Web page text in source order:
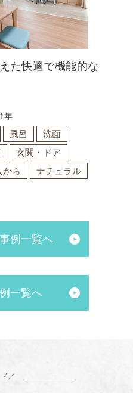
た快適で機能的な
年
風呂
洗面
玄関・ドア
から
ナチュラル
例一覧へ
一覧へ